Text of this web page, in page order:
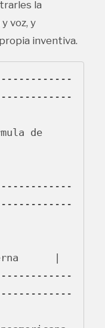
la
voz, y
inventiva.
de
|